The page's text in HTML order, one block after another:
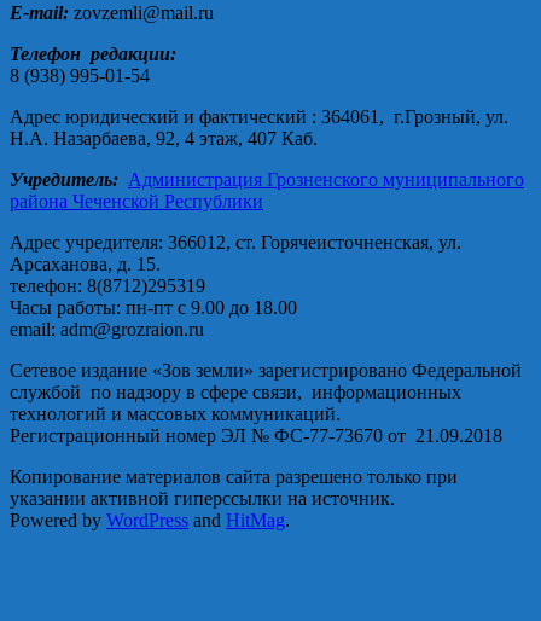
E-mail: zovzemli@mail.ru
Телефон редакции:
8 (938) 995-01-54
Адрес юридический и фактический : 364061, г.Грозный, ул.
Н.А. Назарбаева, 92, 4 этаж, 407 Каб.
Учредитель: Администрация Грозненского муниципального
района Чеченской Республики
Адрес учредителя: 366012, ст. Горячеисточненская, ул.
Арсаханова, д. 15.
телефон: 8(8712)295319
Часы работы: пн-пт с 9.00 до 18.00
email: adm@grozraion.ru
Сетевое издание «Зов земли» зарегистрировано Федеральной
службой по надзору в сфере связи, информационных
технологий и массовых коммуникаций.
Регистрационный номер ЭЛ № ФС-77-73670 от 21.09.2018
Копирование материалов сайта разрешено только при
указании активной гиперссылки на источник.
Powered by WordPress and HitMag.